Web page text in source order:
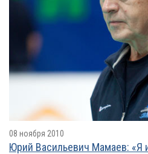
08 ноября 2010
Юрий Васильевич Мамаев: «Я